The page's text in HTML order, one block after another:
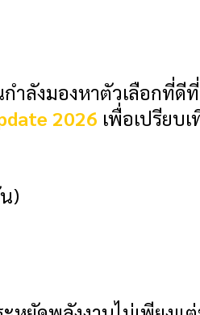
ลังมองหาตัวเลือกที่ดี
2026 เพื่อเปรียบ
)